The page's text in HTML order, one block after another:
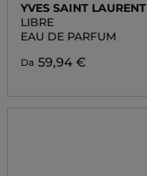
YVES SAINT LAURENT
LIBRE
EAU DE PARFUM
Da 59,94 €